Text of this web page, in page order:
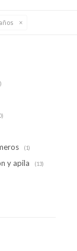
(1)
y apila (13)